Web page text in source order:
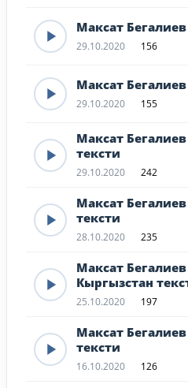
Максат
29.10.2020 156
Максат
29.10.2020 155
Максат
тексти
29.10.2020 242
Максат
тексти
28.10.2020 235
Максат
Кыргызстан
25.10.2020 197
Максат
тексти
16.10.2020 126